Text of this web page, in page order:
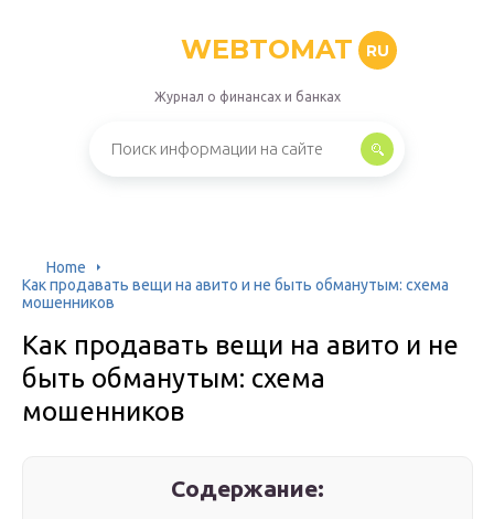
WEBTOMAT RU
Журнал о финансах и банках
Home
Как продавать вещи на авито и не быть обманутым: схема
мошенников
Как продавать вещи на авито и не
быть обманутым: схема
мошенников
Содержание: